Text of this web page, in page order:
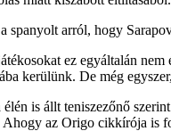
spanyolt arról, hogy
ez egyáltalán nem
kerülünk. De még
is állt teniszezőnő
Ahogy az Origo cikkírója is